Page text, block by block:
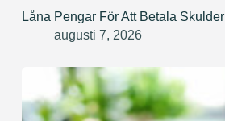
Låna Pengar För Att Betala Skulder
augusti 7, 2026